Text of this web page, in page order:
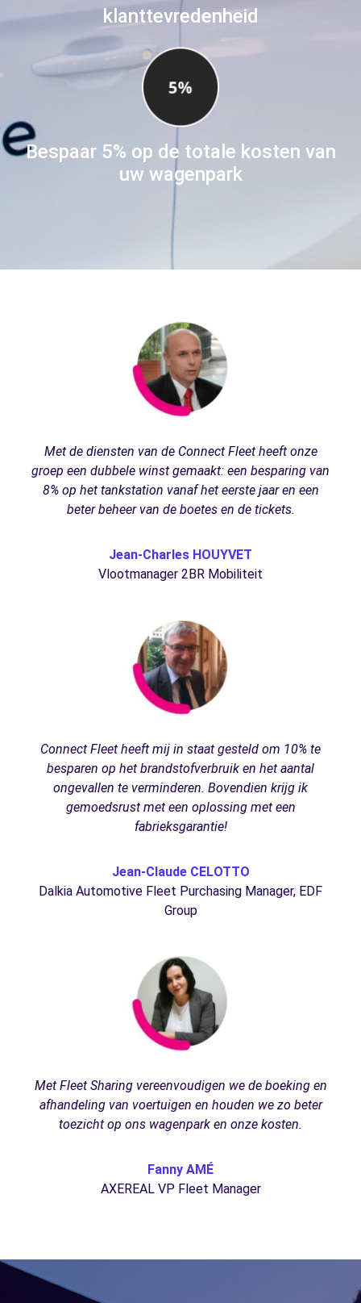
klanttevredenheid
Bespaar 5% op de totale kosten van
uw wagenpark
Met de diensten van de Connect Fleet heeft onze
groep een dubbele winst gemaakt: een besparing van
8% op het tankstation vanaf het eerste jaar en een
beter beheer van de boetes en de tickets.
Jean-Charles HOUYVET
Vlootmanager 2BR Mobiliteit
Connect Fleet heeft mij in staat gesteld om 10% te
besparen op het brandstofverbruik en het aantal
ongevallen te verminderen. Bovendien krijg ik
gemoedsrust met een oplossing met een
fabrieksgarantie!
Jean-Claude CELOTTO
Dalkia Automotive Fleet Purchasing Manager, EDF
Group
Met Fleet Sharing vereenvoudigen we de boeking en
afhandeling van voertuigen en houden we zo beter
toezicht op ons wagenpark en onze kosten.
Fanny AMÉ
AXEREAL VP Fleet Manager